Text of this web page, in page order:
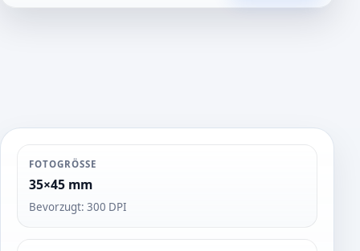
FOTOGRÖSSE
35×45 mm
Bevorzugt: 300 DPI